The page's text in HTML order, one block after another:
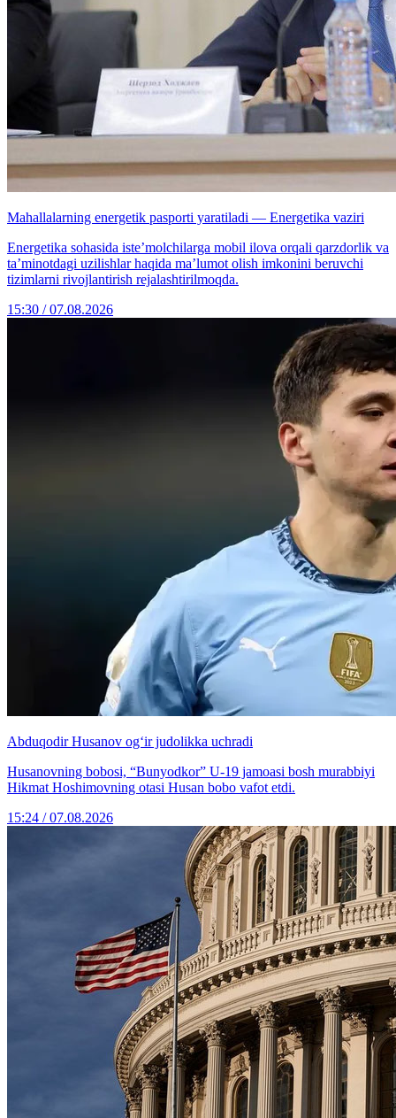
Mahallalarning energetik pasporti yaratiladi — Energetika vaziri
Energetika sohasida iste’molchilarga mobil ilova orqali qarzdorlik va
ta’minotdagi uzilishlar haqida ma’lumot olish imkonini beruvchi
tizimlarni rivojlantirish rejalashtirilmoqda.
15:30 / 07.08.2026
Abduqodir Husanov og‘ir judolikka uchradi
Husanovning bobosi, “Bunyodkor” U-19 jamoasi bosh murabbiyi
Hikmat Hoshimovning otasi Husan bobo vafot etdi.
15:24 / 07.08.2026